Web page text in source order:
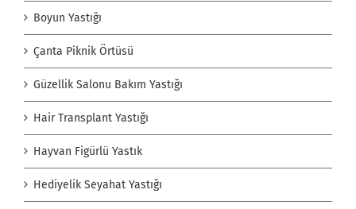
Boyun Yastığı
Çanta Piknik Örtüsü
Güzellik Salonu Bakım Yastığı
Hair Transplant Yastığı
Hayvan Figürlü Yastık
Hediyelik Seyahat Yastığı